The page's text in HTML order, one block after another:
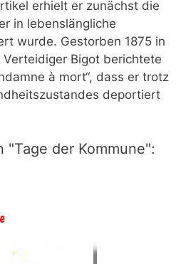
erhielt er zunächst die
in lebenslängliche
wurde. Gestorben 1875 in
Bigot berichtete
à mort“, dass er trotz
deportiert
"Tage der Kommune":